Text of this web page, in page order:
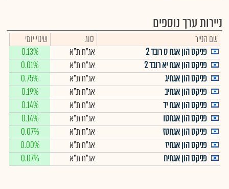
ניירות ערך נוספים
שם הנייר סוג
שינוי יומי
פניקס הון אגח ט רובד 2
אג"ח ת"א
0.13%
פניקס הון אגח יא רובד 2
אג"ח ת"א
0.01%
פניקס הון אגחיג
אג"ח ת"א
0.75%
פניקס הון אגחיב
אג"ח ת"א
0.19%
פניקס הון אגח יד
אג"ח ת"א
0.14%
פניקס הון אגחטו
אג"ח ת"א
0.14%
פניקס הון אגחטז
אג"ח ת"א
0.07%
פניקס הון אגחיז
אג"ח ת"א
0.00%
פניקס הון אגחיח
אג"ח ת"א 0.07%